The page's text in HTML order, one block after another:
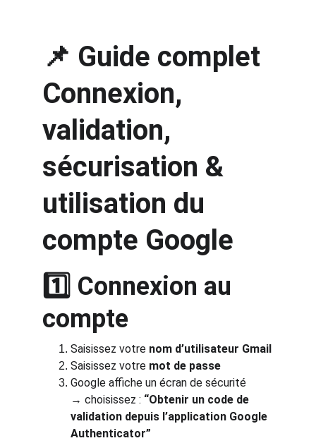
📌 Guide complet
Connexion,
validation,
sécurisation &
utilisation du
compte Google
1️⃣ Connexion au
compte
Saisissez votre nom d’utilisateur Gmail
Saisissez votre mot de passe
Google affiche un écran de sécurité
→ choisissez : “Obtenir un code de
validation depuis l’application Google
Authenticator”